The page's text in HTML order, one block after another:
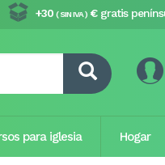
+30 ( SIN IVA ) €gratis
para iglesia Hogar